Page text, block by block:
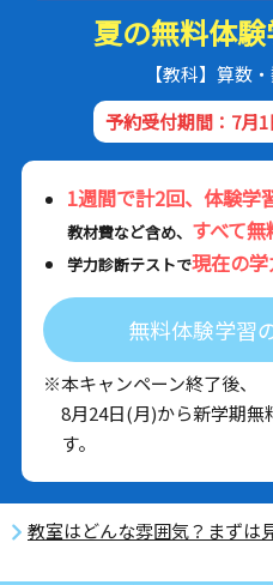
夏の無料体験
【教科】算数
予約受付期間：7月
1週間で計2回、体験学
教材費など含め、 すべて無
学力診断テストで現在の
無料体験学習
※本キャンペーン終了後、
8月24日(月)から新学期無
す。
教室はどんな雰囲気？まずは